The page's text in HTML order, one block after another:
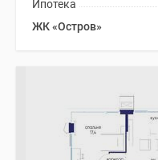
Ипотека
ЖК «Остров»